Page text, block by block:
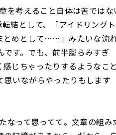
を考えること自体は苦ではな
結として、「アイドリング
とめとして……」みたいな流
す。でも、前半膨らみすぎ
じちゃったりするようなこと
いながらやったりもします
なって思ってて。文章の組み